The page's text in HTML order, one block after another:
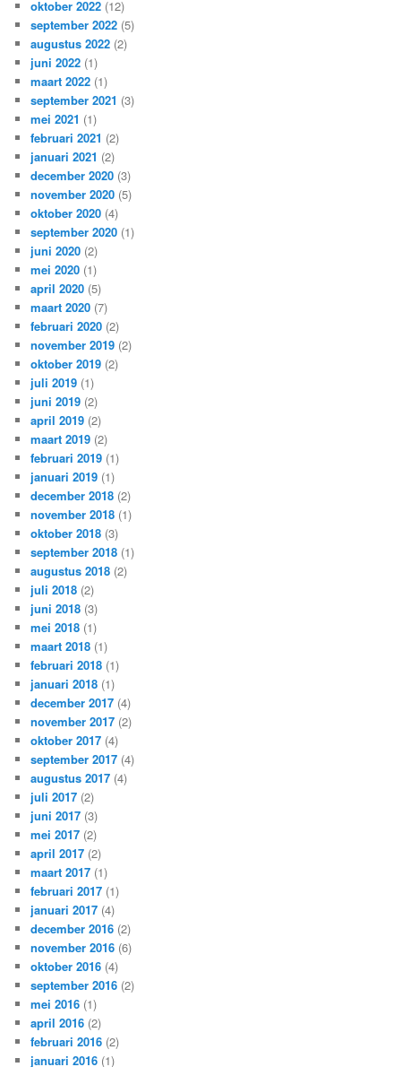
oktober 2022 (12)
september 2022 (5)
augustus 2022 (2)
juni 2022 (1)
maart 2022 (1)
september 2021 (3)
mei 2021 (1)
februari 2021 (2)
januari 2021 (2)
december 2020 (3)
november 2020 (5)
oktober 2020 (4)
september 2020 (1)
juni 2020 (2)
mei 2020 (1)
april 2020 (5)
maart 2020 (7)
februari 2020 (2)
november 2019 (2)
oktober 2019 (2)
juli 2019 (1)
juni 2019 (2)
april 2019 (2)
maart 2019 (2)
februari 2019 (1)
januari 2019 (1)
december 2018 (2)
november 2018 (1)
oktober 2018 (3)
september 2018 (1)
augustus 2018 (2)
juli 2018 (2)
juni 2018 (3)
mei 2018 (1)
maart 2018 (1)
februari 2018 (1)
januari 2018 (1)
december 2017 (4)
november 2017 (2)
oktober 2017 (4)
september 2017 (4)
augustus 2017 (4)
juli 2017 (2)
juni 2017 (3)
mei 2017 (2)
april 2017 (2)
maart 2017 (1)
februari 2017 (1)
januari 2017 (4)
december 2016 (2)
november 2016 (6)
oktober 2016 (4)
september 2016 (2)
mei 2016 (1)
april 2016 (2)
februari 2016 (2)
januari 2016 (1)